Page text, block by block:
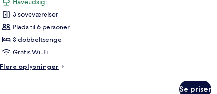
View
billeder
af
Villa
3 soveværelser
Plads til 6 personer
3 dobbeltsenge
Gratis Wi-Fi
Flere oplysninger
Flere
Se priser